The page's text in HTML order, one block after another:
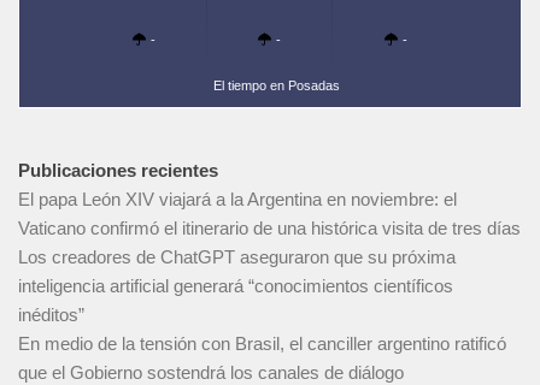
- - -
El tiempo en Posadas
Publicaciones recientes
El papa León XIV viajará a la Argentina en noviembre: el
Vaticano confirmó el itinerario de una histórica visita de tres días
Los creadores de ChatGPT aseguraron que su próxima
inteligencia artificial generará “conocimientos científicos
inéditos”
En medio de la tensión con Brasil, el canciller argentino ratificó
que el Gobierno sostendrá los canales de diálogo